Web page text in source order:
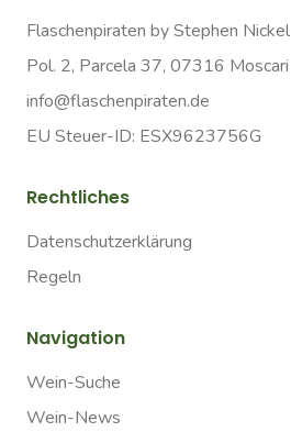
Flaschenpiraten by Stephen Nickel
Pol. 2, Parcela 37, 07316 Moscari
info@flaschenpiraten.de
EU Steuer-ID: ESX9623756G
Rechtliches
Datenschutzerklärung
Regeln
Navigation
Wein-Suche
Wein-News